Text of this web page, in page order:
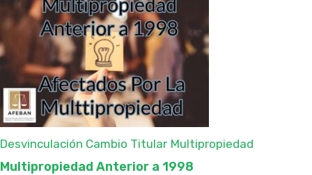
Desvinculación Cambio Titular Multipropiedad
Multipropiedad Anterior a 1998